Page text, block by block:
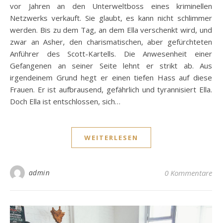
vor Jahren an den Unterweltboss eines kriminellen
Netzwerks verkauft. Sie glaubt, es kann nicht schlimmer
werden. Bis zu dem Tag, an dem Ella verschenkt wird, und
zwar an Asher, den charismatischen, aber gefürchteten
Anführer des Scott-Kartells. Die Anwesenheit einer
Gefangenen an seiner Seite lehnt er strikt ab. Aus
irgendeinem Grund hegt er einen tiefen Hass auf diese
Frauen. Er ist aufbrausend, gefährlich und tyrannisiert Ella.
Doch Ella ist entschlossen, sich…
WEITERLESEN
admin 0 Kommentare